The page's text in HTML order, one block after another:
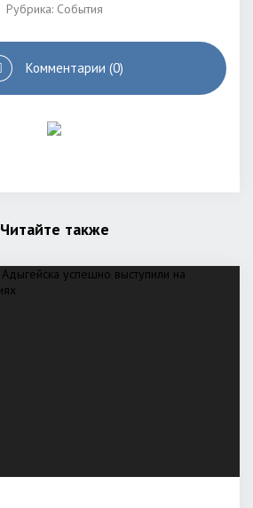
Рубрика: События
Комментарии (0)
Читайте также